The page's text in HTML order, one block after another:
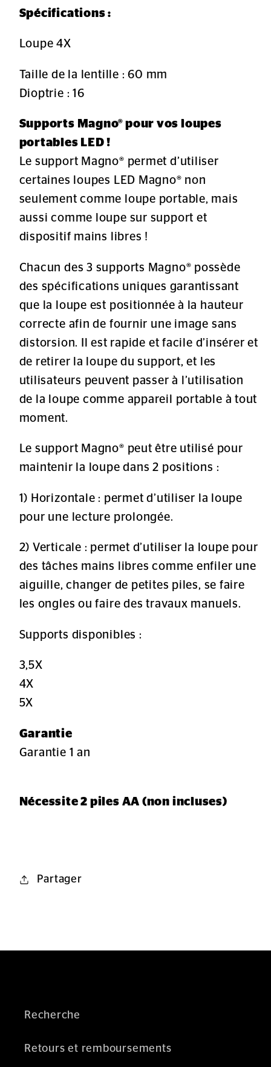
Spécifications :
Loupe 4X
Taille de la lentille : 60 mm
Dioptrie : 16
Supports Magno® pour vos loupes
portables LED !
Le support Magno® permet d’utiliser
certaines loupes LED Magno® non
seulement comme loupe portable, mais
aussi comme loupe sur support et
dispositif mains libres !
Chacun des 3 supports Magno® possède
des spécifications uniques garantissant
que la loupe est positionnée à la hauteur
correcte afin de fournir une image sans
distorsion. Il est rapide et facile d’insérer et
de retirer la loupe du support, et les
utilisateurs peuvent passer à l’utilisation
de la loupe comme appareil portable à tout
moment.
Le support Magno® peut être utilisé pour
maintenir la loupe dans 2 positions :
1) Horizontale : permet d’utiliser la loupe
pour une lecture prolongée.
2) Verticale : permet d’utiliser la loupe pour
des tâches mains libres comme enfiler une
aiguille, changer de petites piles, se faire
les ongles ou faire des travaux manuels.
Supports disponibles :
3,5X
4X
5X
Garantie
Garantie 1 an
Nécessite 2 piles AA (non incluses)
Partager
Recherche
Retours et remboursements